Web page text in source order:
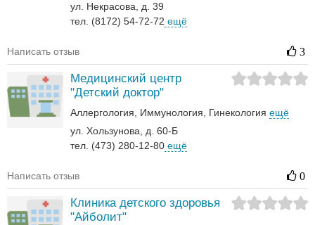
ул. Некрасова, д. 39
тел. (8172) 54-72-72 ещё
Написать отзыв 3
Медицинский центр
"Детский доктор"
Аллергология Иммунология Гинекология ещё
ул. Хользунова, д. 60-Б
тел. (473) 280-12-80 ещё
Написать отзыв 0
Клиника детского здоровья
"Айболит"